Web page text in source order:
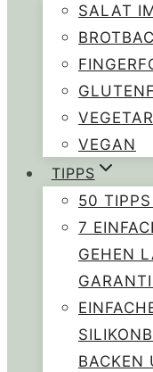
SALAT
VEGAN
TIPPS
50
7
GEHEN
BACKEN